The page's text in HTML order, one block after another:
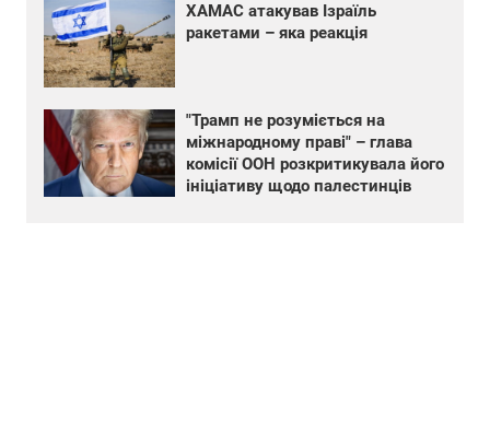
ХАМАС атакував Ізраїль
ракетами – яка реакція
"Трамп не розуміється на
міжнародному праві" – глава
комісії ООН розкритикувала його
ініціативу щодо палестинців